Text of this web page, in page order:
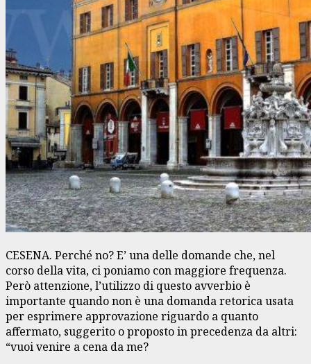
CESENA. Perché no? E’ una delle domande che, nel
corso della vita, ci poniamo con maggiore frequenza.
Però attenzione, l’utilizzo di questo avverbio è
importante quando non è una domanda retorica usata
per esprimere approvazione riguardo a quanto
affermato, suggerito o proposto in precedenza da altri:
“vuoi venire a cena da me?